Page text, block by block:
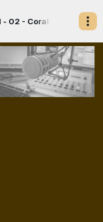
VIVA O CHORO!